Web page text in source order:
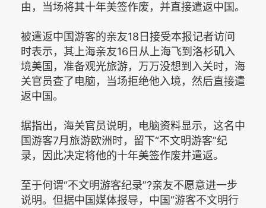
由，当场将其十年美签作废，并直接遣返中国。
被遣返中国游客的亲友18日接受本报记者访问
时表示，其上海亲友16日从上海飞到洛杉矶入
境美国，准备观光旅游，万万没想到入关时，海
关官员查了电脑，当场拒绝他入境，然后直接遣
返中国。
据指出，海关官员说明，电脑资料显示，这名中
国游客7月旅游欧洲时，留下“不文明游客”纪
录，因此决定将他的十年美签作废并遣返。
至于何谓“不文明游客纪录”?亲友不愿意进一步
说明。但据中国媒体报导，中国“游客不文明行